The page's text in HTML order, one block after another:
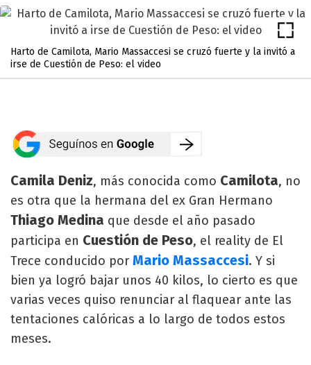
Harto de Camilota, Mario Massaccesi se cruzó fuerte y la invitó a
irse de Cuestión de Peso: el video
Camila Deniz, más conocida como Camilota, no
es otra que la hermana del ex Gran Hermano
Thiago Medina que desde el año pasado
participa en Cuestión de Peso, el reality de El
Trece conducido por Mario Massaccesi. Y si
bien ya logró bajar unos 40 kilos, lo cierto es que
varias veces quiso renunciar al flaquear ante las
tentaciones calóricas a lo largo de todos estos
meses.